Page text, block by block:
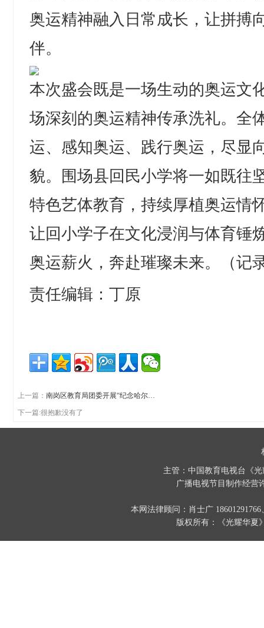
奥运精神融入日常成长，让拼搏
伴。
本次盛会既是一场生动的奥运文
场深刻的奥运精神传承洗礼。全
运、感知奥运、践行奥运，尽显
貌。围场县回民小学将一如既往
特色艺体教育，持续厚植奥运情
让回小学子在文化浸润与体育锤
奥运薪火，奔赴璀璨未来。（记
责任编辑：丁原
上一篇：南岗区教育局团委开展“纪念哈尔…
下一篇:很抱歉没有了
主管：中国教育电视台《
广播电视节目制作经营
本网法律顾问：肖士广
版权所有：《光耀华夏